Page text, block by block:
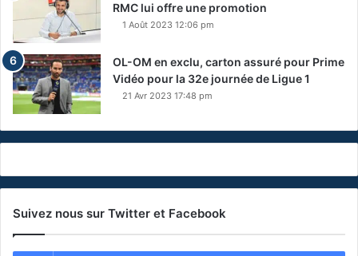
RMC lui offre une promotion
1 Août 2023 12:06 pm
OL-OM en exclu, carton assuré pour Prime
Vidéo pour la 32e journée de Ligue 1
21 Avr 2023 17:48 pm
Suivez nous sur Twitter et Facebook